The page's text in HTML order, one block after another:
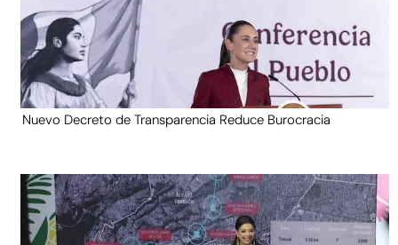
Nuevo Decreto de Transparencia Reduce Burocracia